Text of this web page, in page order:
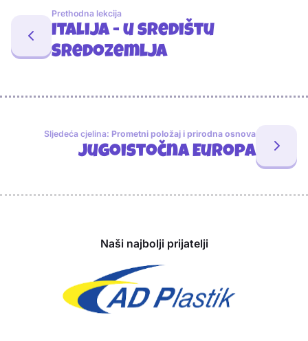
Prethodna lekcija
Italija - u središtu
Sredozemlja
Sljedeća cjelina: Prometni položaj i prirodna osnova
Jugoistočna Europa
Naši najbolji prijatelji